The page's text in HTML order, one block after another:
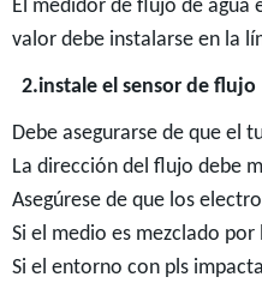
El medidor de flujo de agua
valor debe instalarse en la
2.instale el sensor de flujo
Debe asegurarse de que el
La dirección del flujo debe
Asegúrese de que los
Si el medio es mezclado
Si el entorno con pls